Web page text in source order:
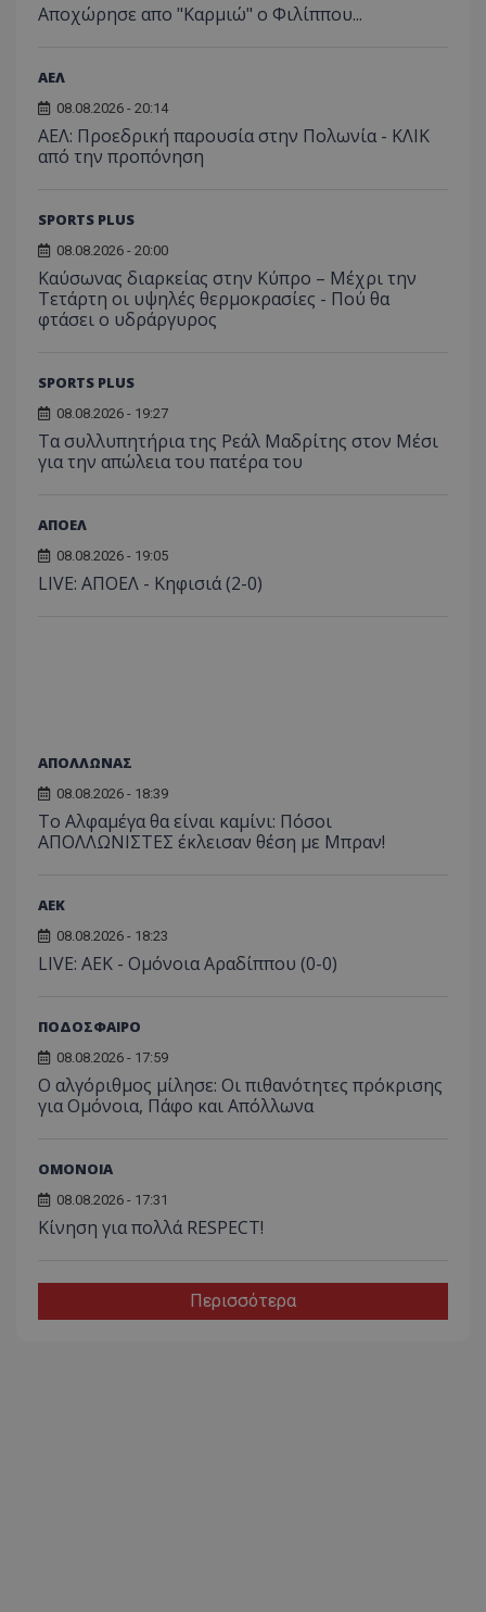
Aποχώρησε απο "Καρμιώ" ο Φιλίππου...
ΑΕΛ
08.08.2026 - 20:14
ΑΕΛ: Προεδρική παρουσία στην Πολωνία - ΚΛΙΚ
από την προπόνηση
SPORTS PLUS
08.08.2026 - 20:00
Καύσωνας διαρκείας στην Κύπρο – Μέχρι την
Τετάρτη οι υψηλές θερμοκρασίες - Πού θα
φτάσει ο υδράργυρος
SPORTS PLUS
08.08.2026 - 19:27
Τα συλλυπητήρια της Ρεάλ Μαδρίτης στον Μέσι
για την απώλεια του πατέρα του
ΑΠΟΕΛ
08.08.2026 - 19:05
LIVE: ΑΠΟΕΛ - Κηφισιά (2-0)
ΑΠΟΛΛΩΝΑΣ
08.08.2026 - 18:39
Το Αλφαμέγα θα είναι καμίνι: Πόσοι
ΑΠΟΛΛΩΝΙΣΤΕΣ έκλεισαν θέση με Μπραν!
ΑEK
08.08.2026 - 18:23
LIVE: ΑΕΚ - Ομόνοια Αραδίππου (0-0)
ΠΟΔΟΣΦΑΙΡΟ
08.08.2026 - 17:59
Ο αλγόριθμος μίλησε: Οι πιθανότητες πρόκρισης
για Ομόνοια, Πάφο και Απόλλωνα
ΟΜΟΝΟΙΑ
08.08.2026 - 17:31
Κίνηση για πολλά RESPECT!
Περισσότερα